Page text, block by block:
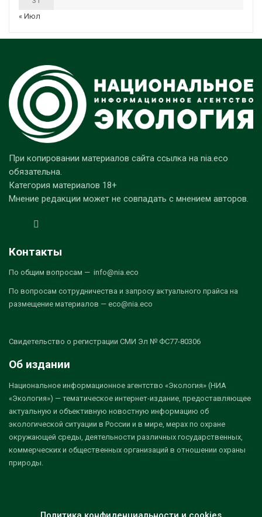
« Июл
При копировании материалов сайта ссылка на nia.eco
обязательна.
Категория материалов 18+
Мнение редакции может не совпадать с мнением авторов.
Контакты
По общим вопросам — info@nia.eco
По вопросам сотрудничества и запросу актуального прайса на
размещение материалов — eco@nia.eco
Свидетельство о регистрации СМИ Эл № ФС77-80306
Об издании
Национальное информационное агентство «Экология» (НИА
«Экология») — тематическое интернет-издание, предоставляющее
актуальную и объективную новостную информацию об
экологической ситуации в России и в мире, мерах по охране
окружающей среды, деятельности различных государственных,
коммерческих и общественных организаций в отношении охраны
природы.